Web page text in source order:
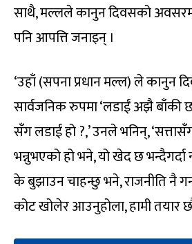
साथै, मल्लले कानुन दिवसको
पनि आपत्ति जनाइन् ।
‘उहाँ (सपना प्रधान मल्ल) ले कानुन
सार्वजनिक रुपमा ‘लडाईं अझै बाँकी
सँग लडाईं हो ?,’ उनले भनिन्,
भन्नुभएको हो भने, यो खेद छ भन्दैगर्दा
के बुझाउन चाहन्छु भने, राजनीति नै
कोट खोलेर आउनुहोला, हामी तयार